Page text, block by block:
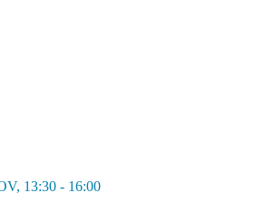
13:30 - 16:00